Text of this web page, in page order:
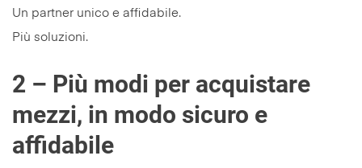
Un partner unico e affidabile.
Più soluzioni.
2 – Più modi per acquistare
mezzi, in modo sicuro e
affidabile